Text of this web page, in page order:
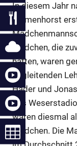
In diesem Jahr
Delmenhorst
Mädchen, die
hatten, waren
begleitenden
Hader und
des
waren diesmal
Mädchen. Die